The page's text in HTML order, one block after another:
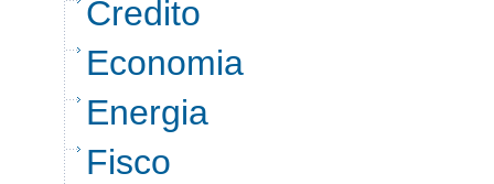
Credito
Economia
Energia
Fisco